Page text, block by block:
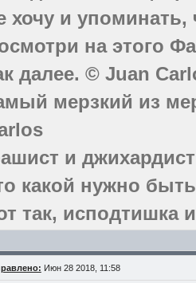
хочу и
на этого
далее. © Juan
мерзкий из
и
какой нужно
так, исподтишка
Июн 28 2018, 11:58